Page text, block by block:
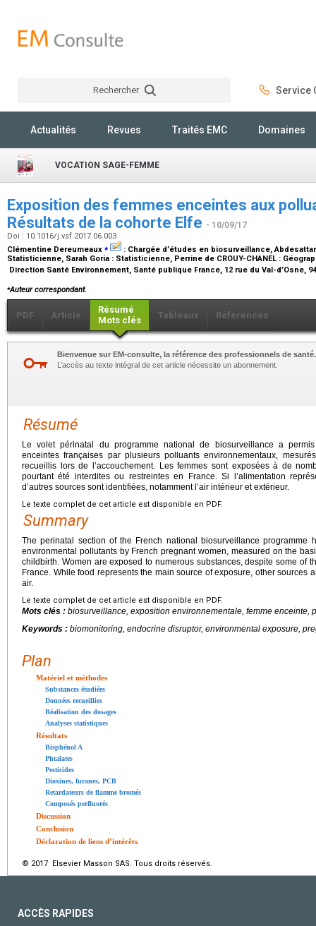
Rechercher Service
Actualités Revues Traités EMC Domaines
VOCATION SAGE-FEMME
Exposition des femmes enceintes aux
Résultats de la cohorte Elfe - 10/09/17
Doi : 10.1016/j.vsf.2017.06.003
Clémentine Dereumeaux ⁎ : Chargée d’études en biosurveillance,
Statisticienne, Sarah Goria : Statisticienne, Perrine de CROUY-CHANEL :
Direction Santé Environnement, Santé publique France, 12 rue du Val-d’Osne,
⁎Auteur correspondant.
PDF Article
Résumé
Mots clés
Tableaux Références
Bienvenue sur EM-consulte, la référence des professionnels de santé.
L’accès au texte intégral de cet article nécessite un abonnement.
Résumé
Le volet périnatal du programme national de biosurveillance a permis
enceintes françaises par plusieurs polluants environnementaux,
recueillis lors de l’accouchement. Les femmes sont exposées à de
pourtant été interdites ou restreintes en France. Si l’alimentation
d’autres sources sont identifiées, notamment l’air intérieur et extérieur.
Le texte complet de cet article est disponible en PDF.
Summary
The perinatal section of the French national biosurveillance programme
environmental pollutants by French pregnant women, measured on the
childbirth. Women are exposed to numerous substances, despite some of
France. While food represents the main source of exposure, other sources
air.
Le texte complet de cet article est disponible en PDF.
Mots clés : biosurveillance, exposition environnementale, femme enceinte,
Keywords : biomonitoring, endocrine disruptor, environmental exposure,
Plan
Matériel et méthodes
Substances étudiées
Données recueillies
Réalisation des dosages
Analyses statistiques
Résultats
Bisphénol A
Phtalates
Pesticides
Dioxines, furanes, PCB
Retardateurs de flamme bromés
Composés perfluorés
Discussion
Conclusion
Déclaration de liens d’intérêts
© 2017 Elsevier Masson SAS. Tous droits réservés.
ACCÈS RAPIDES